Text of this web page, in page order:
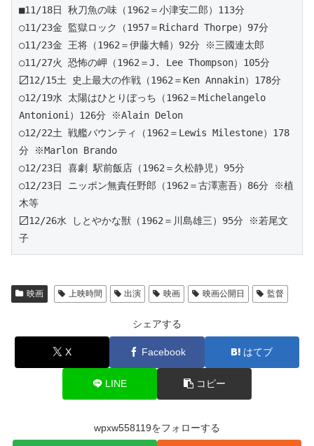
■11/18日 秋刀魚の味（1962＝小津安二郎）113分
○11/23金 監獄ロック（1957＝Richard Thorpe）97分
○11/23金 王将（1962＝伊藤大輔）92分 ※三國連太郎
○11/27火 恐怖の岬（1962＝J. Lee Thompson）105分
〼12/15土 史上最大の作戦（1962＝Ken Annakin）178分
○12/19水 太陽はひとりぼっち（1962＝Michelangelo
Antonioni）126分 ※Alain Delon
○12/22土 戦艦バウンティ（1962＝Lewis Milestone）178
分 ※Marlon Brando
○12/23日 喜劇 駅前飯店（1962＝久松静児）95分
○12/23日 ニッポン無責任野郎（1962＝古澤憲吾）86分 ※植
木等
〼12/26水 しとやかな獣（1962＝川島雄三）95分 ※若尾文
子
映画 上映時間 出演 映画 映画公開日 監督
シェアする
X Facebook はてブ
LINE コピー
wpxw558119をフォローする